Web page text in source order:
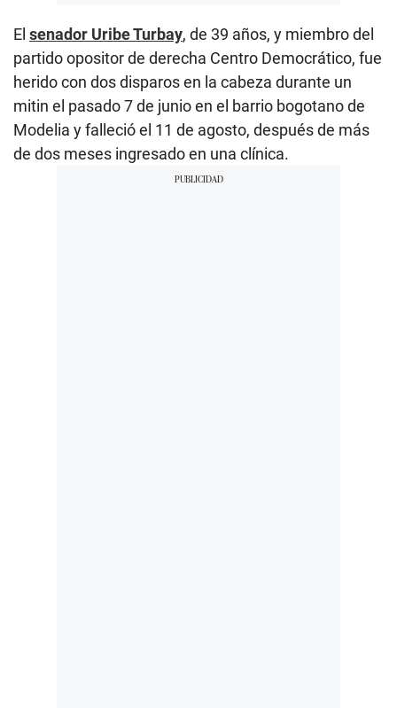
El senador Uribe Turbay, de 39 años, y miembro del
partido opositor de derecha Centro Democrático, fue
herido con dos disparos en la cabeza durante un
mitin el pasado 7 de junio en el barrio bogotano de
Modelia y falleció el 11 de agosto, después de más
de dos meses ingresado en una clínica.